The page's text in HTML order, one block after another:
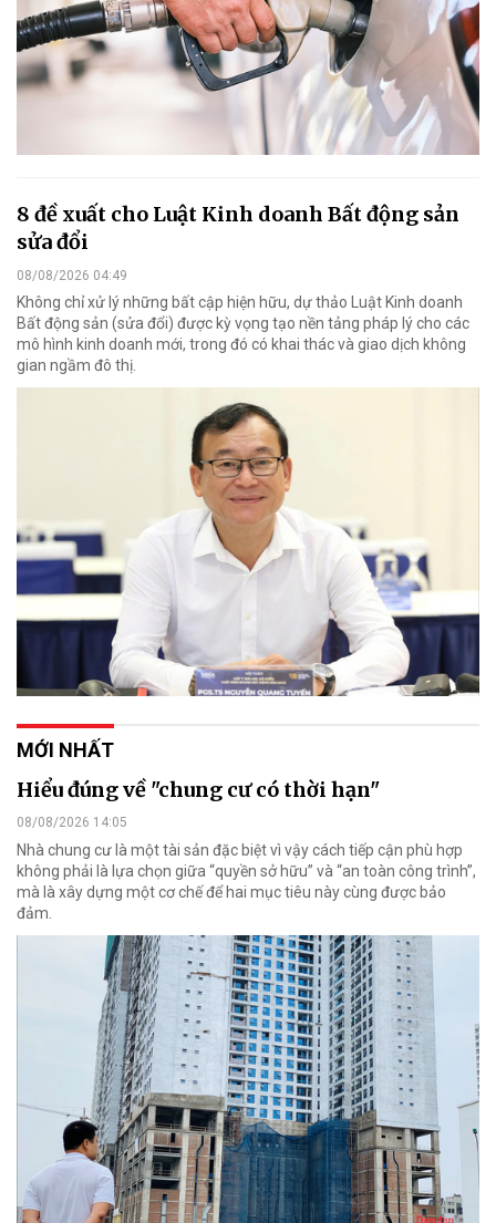
8 đề xuất cho Luật Kinh doanh Bất động sản
sửa đổi
08/08/2026 04:49
Không chỉ xử lý những bất cập hiện hữu, dự thảo Luật Kinh doanh
Bất động sản (sửa đổi) được kỳ vọng tạo nền tảng pháp lý cho các
mô hình kinh doanh mới, trong đó có khai thác và giao dịch không
gian ngầm đô thị.
MỚI NHẤT
Hiểu đúng về "chung cư có thời hạn"
08/08/2026 14:05
Nhà chung cư là một tài sản đặc biệt vì vậy cách tiếp cận phù hợp
không phải là lựa chọn giữa “quyền sở hữu” và “an toàn công trình”,
mà là xây dựng một cơ chế để hai mục tiêu này cùng được bảo
đảm.